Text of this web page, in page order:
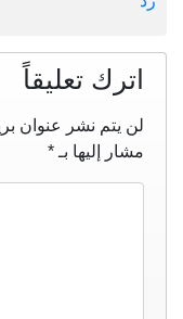
اترك تعليقاً
لن يتم نشر عنوان
مشار إليها بـ *